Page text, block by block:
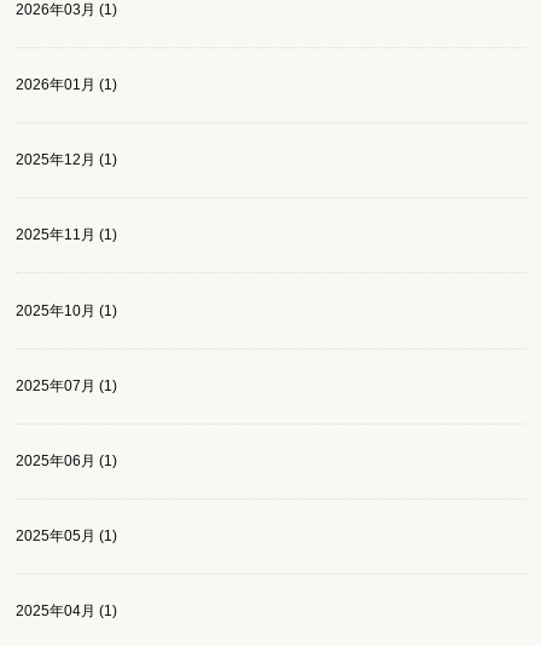
2026年03月 (1)
2026年01月 (1)
2025年12月 (1)
2025年11月 (1)
2025年10月 (1)
2025年07月 (1)
2025年06月 (1)
2025年05月 (1)
2025年04月 (1)